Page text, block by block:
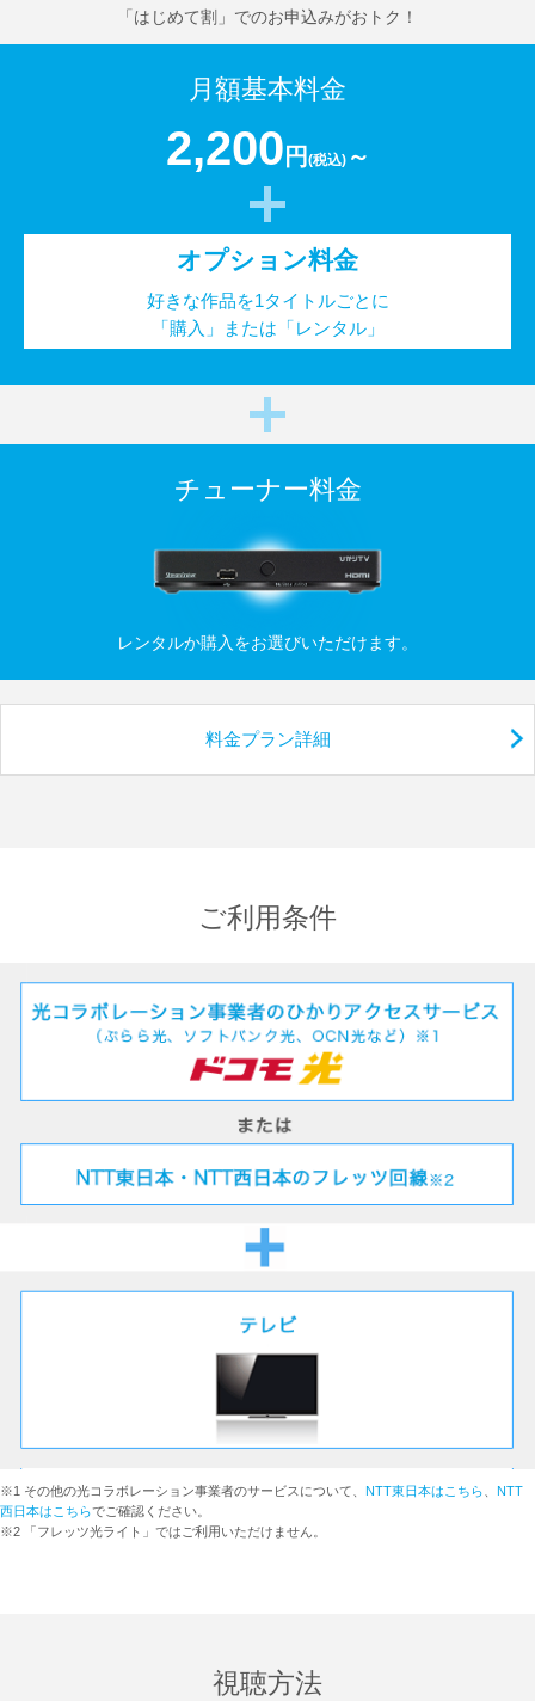
「はじめて割」でのお申込みがおトク！
月額基本料金
2,200 円 (税込)～
オプション料金
好きな作品を1タイトルごとに
「購入」または「レンタル」
チューナー料金
レンタルか購入をお選びいただけます。
料金プラン詳細
一部の無料作品見放題
レンタル
ご利用条件
※1 その他の光コラボレーション事業者のサービスについて、 NTT東日本はこちら
NTT
西日本はこちらでご確認ください。
※2 「フレッツ光ライト」ではご利用いただけません。
視聴方法